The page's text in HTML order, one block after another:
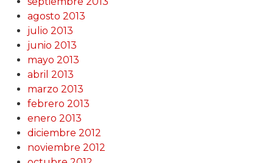
agosto 2013
julio 2013
junio 2013
mayo 2013
abril 2013
marzo 2013
febrero 2013
enero 2013
diciembre 2012
noviembre 2012